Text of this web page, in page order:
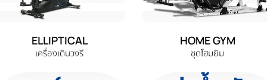
ELLIPTICAL
เครื่องเดินวงรี
HOME GYM
ชุดโฮมยิม